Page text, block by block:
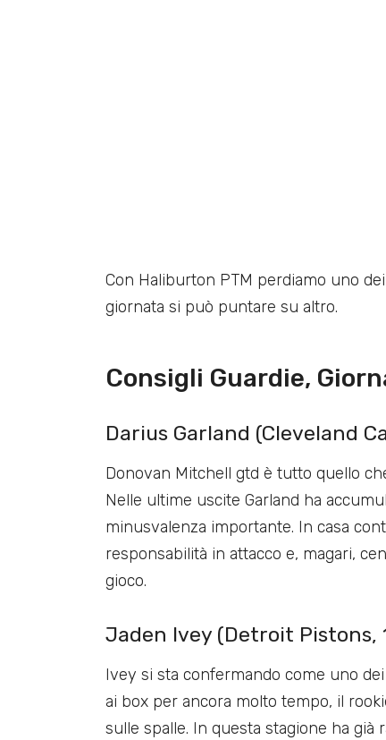
Con Haliburton PTM perdiamo uno
giornata si può puntare su altro.
Consigli Guardie,
Darius Garland (Cleveland
Donovan Mitchell gtd è tutto quello
Nelle ultime uscite Garland ha
minusvalenza importante. In casa
responsabilità in attacco e, magari,
gioco.
Jaden Ivey (Detroit Pistons,
Ivey si sta confermando come uno
ai box per ancora molto tempo, il
sulle spalle. In questa stagione ha già